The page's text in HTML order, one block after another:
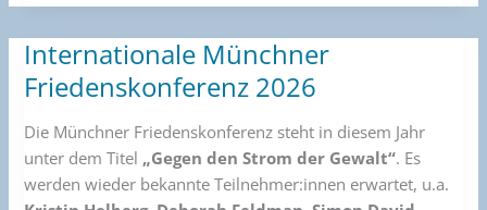
Internationale Münchner
Friedenskonferenz 2026
Die Münchner Friedenskonferenz steht in diesem Jahr
unter dem Titel „Gegen den Strom der Gewalt“. Es
werden wieder bekannte Teilnehmer:innen erwartet, u.a.
Internationale
Münchner
Friedenskonferenz
2026